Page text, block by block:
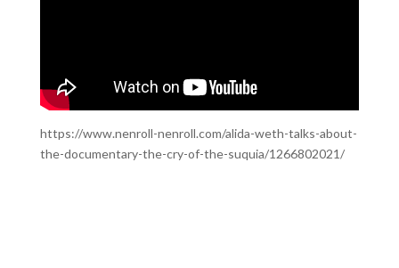
https://www.nenroll-nenroll.com/alida-weth-talks-about-
the-documentary-the-cry-of-the-suquia/1266802021/